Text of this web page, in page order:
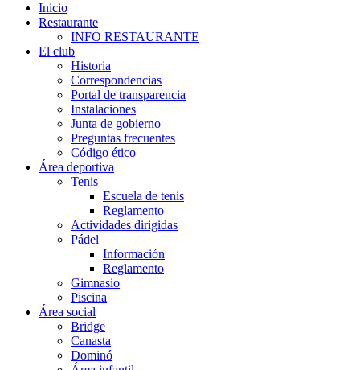
Inicio
Restaurante
INFO RESTAURANTE
El club
Historia
Correspondencias
Portal de transparencia
Instalaciones
Junta de gobierno
Preguntas frecuentes
Código ético
Área deportiva
Tenis
Escuela de tenis
Reglamento
Actividades dirigidas
Pádel
Información
Reglamento
Gimnasio
Piscina
Área social
Bridge
Canasta
Dominó